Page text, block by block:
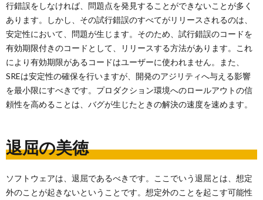
行錯誤をしなければ、問題点を発見することができないことが多く
あります。しかし、その試行錯誤のすべてがリリースされるのは、
安定性において、問題が生じます。そのため、試行錯誤のコードを
有効期限付きのコードとして、リリースする方法があります。これ
により有効期限があるコードはユーザーに使われません。また、
SREは安定性の確保を行いますが、開発のアジリティへ与える影響
を最小限にすべきです。プロダクション環境へのロールアウトの信
頼性を高めることは、バグが生じたときの解決の速度を速めます。
退屈の美徳
ソフトウェアは、退屈であるべきです。ここでいう退屈とは、想定
外のことが起きないということです。想定外のことを起こす可能性